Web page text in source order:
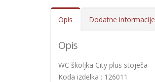
Opis Dodatne informacije
Opis
WC školjka City plus stoječa
Koda izdelka : 126011